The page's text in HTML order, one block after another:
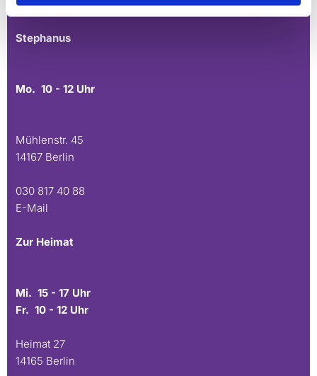
E-Mail
Stephanus
Mo. 10 - 12 Uhr
Mühlenstr. 45
14167 Berlin
030 817 40 88
E-Mail
Zur Heimat
Mi. 15 - 17 Uhr
Fr. 10 - 12 Uhr
Heimat 27
14165 Berlin